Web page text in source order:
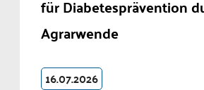
für Diabetesprävention
Agrarwende
16.07.2026